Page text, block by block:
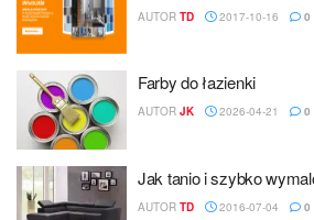
AUTOR TD 2017-10-16 0
Farby do łazienki
AUTOR JK 2026-04-21 0
Jak tanio i szybko
AUTOR TD 2016-07-04 0